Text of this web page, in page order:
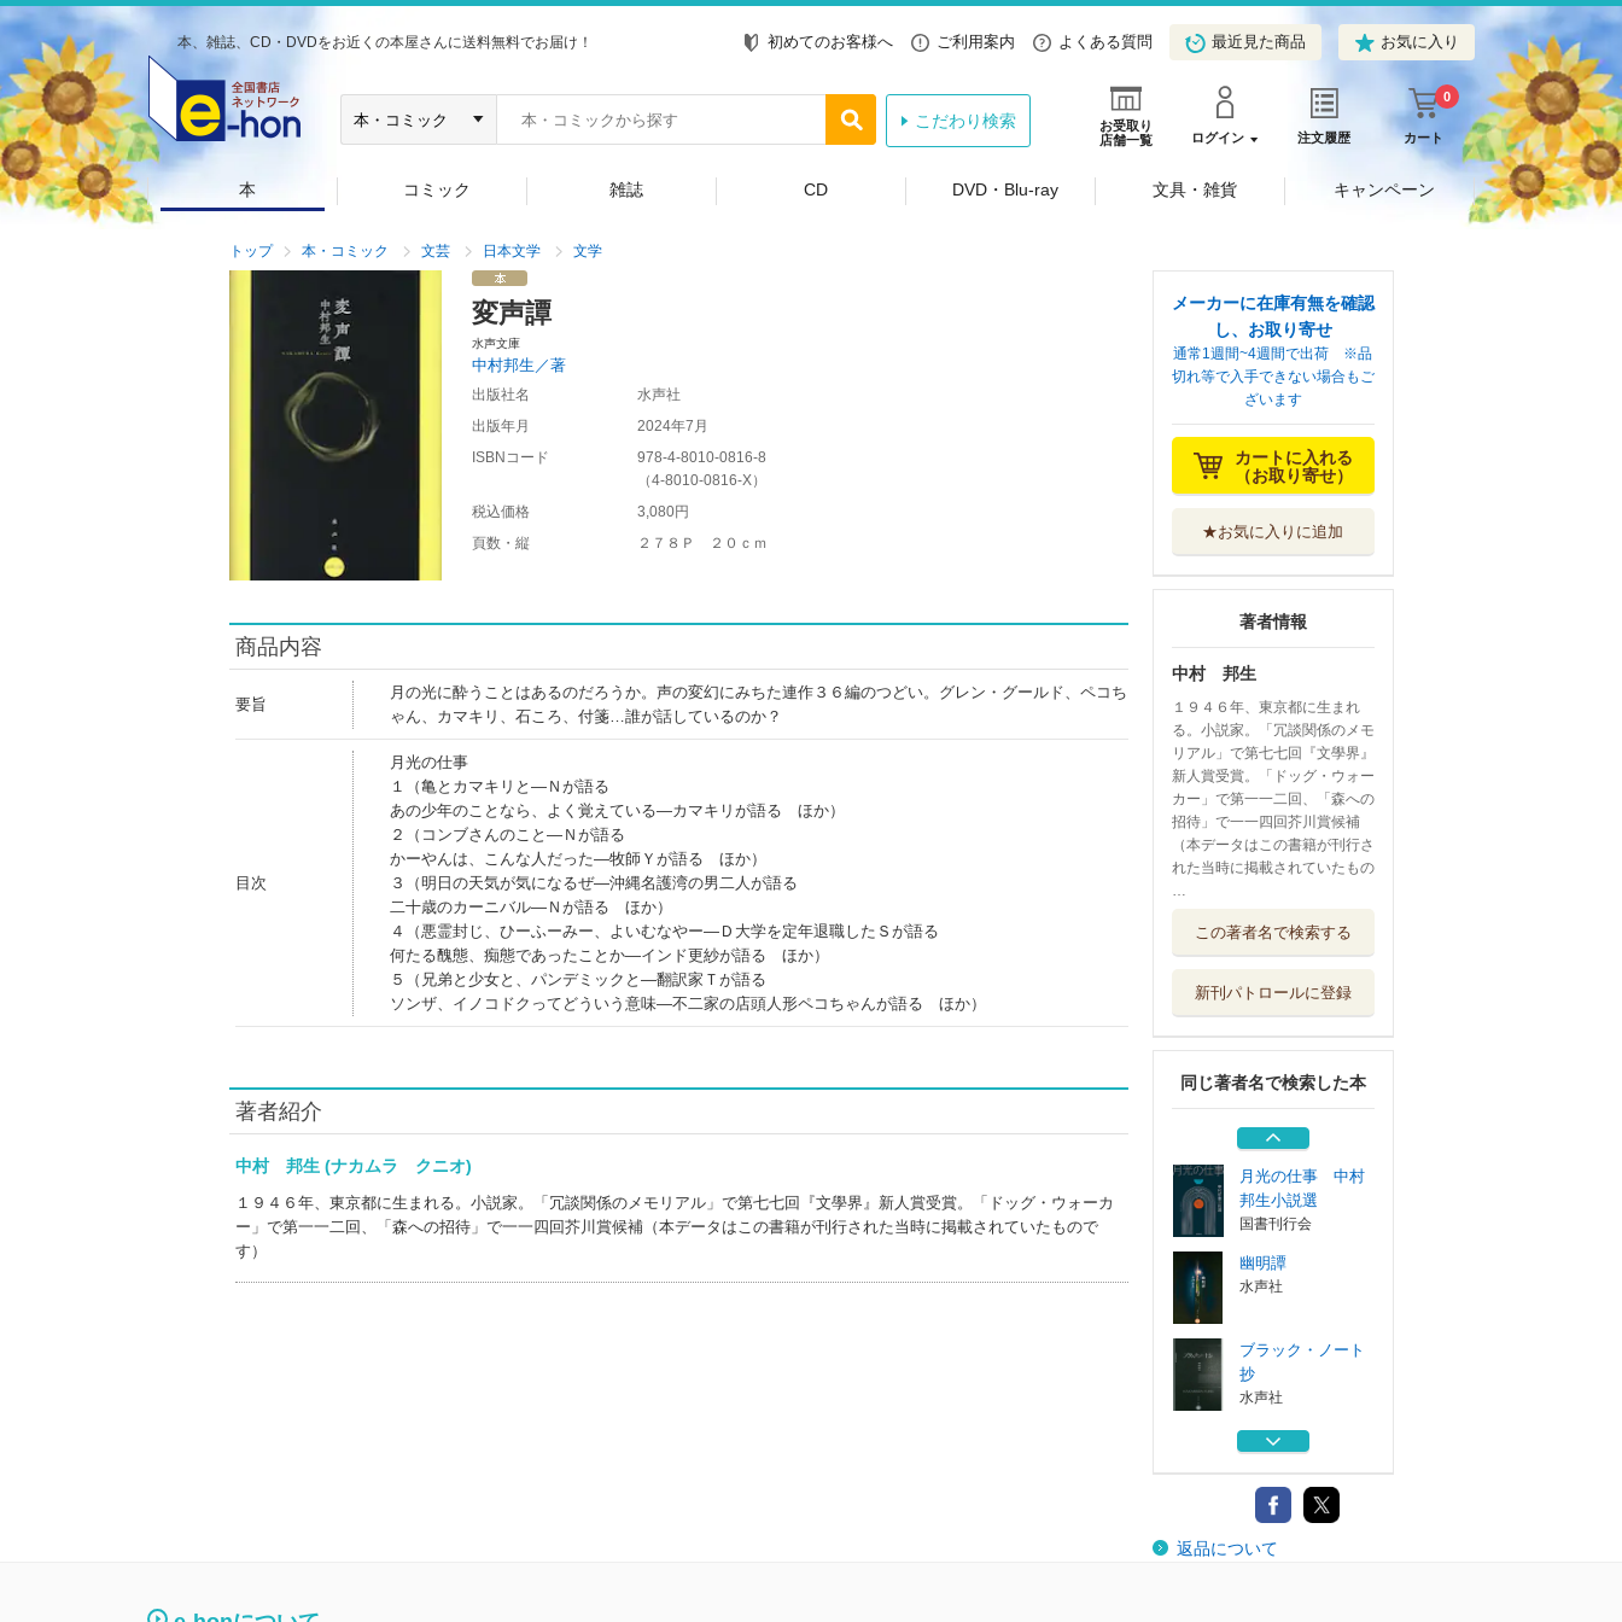
本、雑誌、CD・DVDをお近くの本屋さんに送料無料でお届け！ 初めてのお客様へ ご利用案内 よくある質問 最近見た商品 お気に入り
お受取り
店舗一覧
ログイン 注文履歴 カート
0
こだわり検索
本 コミック 雑誌 CD DVD・Blu-ray 文具・雑貨 キャンペーン
トップ 本・コミック 文芸 日本文学 文学
変声譚
水声文庫
中村邦生／著
出版社名
水声社
出版年月
2024年7月
ISBNコード
978-4-8010-0816-8
（4-8010-0816-X）
税込価格
3,080円
頁数・縦
２７８Ｐ ２０ｃｍ
商品内容
要旨
月の光に酔うことはあるのだろうか。声の変幻にみちた連作３６編のつどい。グレン・グールド、ペコち
ゃん、カマキリ、石ころ、付箋…誰が話しているのか？
目次
月光の仕事
１（亀とカマキリと―Ｎが語る
あの少年のことなら、よく覚えている―カマキリが語る ほか）
２（コンブさんのこと―Ｎが語る
かーやんは、こんな人だった―牧師Ｙが語る ほか）
３（明日の天気が気になるぜ―沖縄名護湾の男二人が語る
二十歳のカーニバル―Ｎが語る ほか）
４（悪霊封じ、ひーふーみー、よいむなやー―Ｄ大学を定年退職したＳが語る
何たる醜態、痴態であったことか―インド更紗が語る ほか）
５（兄弟と少女と、パンデミックと―翻訳家Ｔが語る
ソンザ、イノコドクってどういう意味―不二家の店頭人形ペコちゃんが語る ほか）
著者紹介
中村 邦生 (ナカムラ クニオ)
１９４６年、東京都に生まれる。小説家。「冗談関係のメモリアル」で第七七回『文學界』新人賞受賞。「ドッグ・ウォーカ
ー」で第一一二回、「森への招待」で一一四回芥川賞候補（本データはこの書籍が刊行された当時に掲載されていたもので
す）
メーカーに在庫有無を確認
し、お取り寄せ
通常1週間~4週間で出荷 ※品
切れ等で入手できない場合もご
ざいます
カートに入れる
（お取り寄せ）
★お気に入りに追加
著者情報
中村 邦生
１９４６年、東京都に生まれ
る。小説家。「冗談関係のメモ
リアル」で第七七回『文學界』
新人賞受賞。「ドッグ・ウォー
カー」で第一一二回、「森への
招待」で一一四回芥川賞候補
（本データはこの書籍が刊行さ
れた当時に掲載されていたもの
…
この著者名で検索する
新刊パトロールに登録
同じ著者名で検索した本
抄
推薦文、作家によ
風濤社
『罪と罰』をどう
読むか ドスト...
水声社
月光の仕事 中村
邦生小説選
国書刊行会
幽明譚
水声社
ブラック・ノート
抄
水声社
推薦文、作家によ
風濤社
『罪と罰』をどう
読むか ドスト...
返品について